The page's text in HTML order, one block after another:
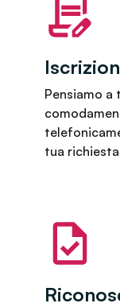
Pensiamo
tua